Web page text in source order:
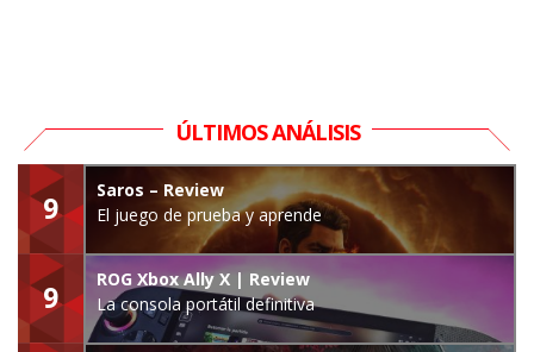
ÚLTIMOS ANÁLISIS
9
Saros – Review
El juego de prueba y aprende
9
ROG Xbox Ally X | Review
La consola portátil definitiva